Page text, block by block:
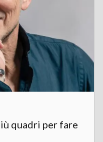
quadri per fare